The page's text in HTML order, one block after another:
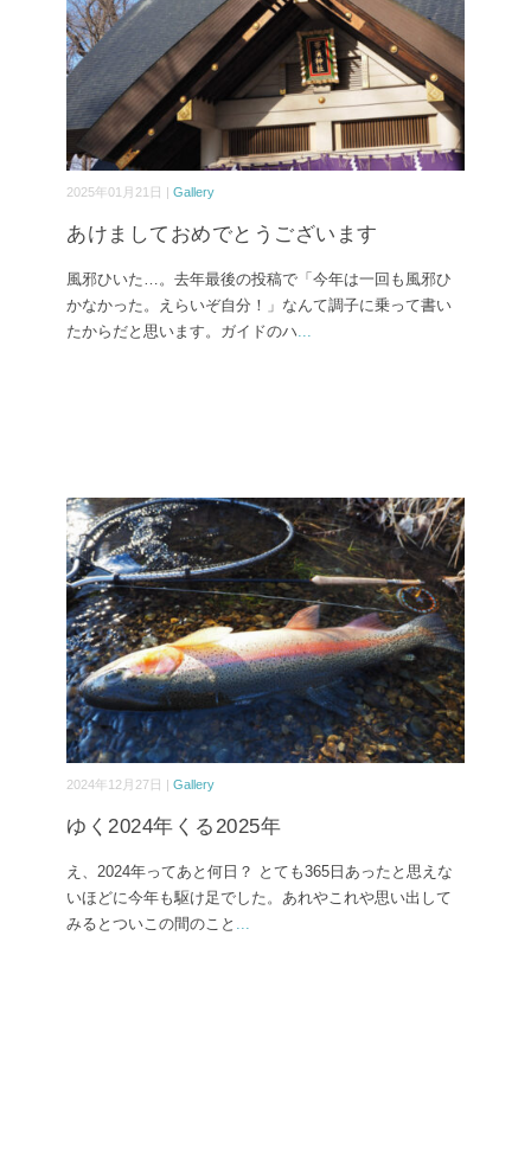
2025年01月21日 | Gallery
あけましておめでとうございます
風邪ひいた…。去年最後の投稿で「今年は一回も風邪ひ
かなかった。えらいぞ自分！」なんて調子に乗って書い
たからだと思います。ガイドのハ
2024年12月27日 | Gallery
ゆく2024年くる2025年
え、2024年ってあと何日？ とても365日あったと思えな
いほどに今年も駆け足でした。あれやこれや思い出して
みるとついこの間のこと